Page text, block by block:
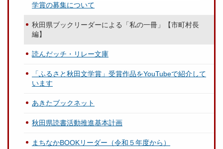
学賞の募集について
秋田県ブックリーダーによる「私の一冊」【市町村長
編】
読んだッチ・リレー文庫
「ふるさと秋田文学賞」受賞作品をYouTubeで紹介して
います
あきたブックネット
秋田県読書活動推進基本計画
まちなかBOOKリーダー（令和５年度から）